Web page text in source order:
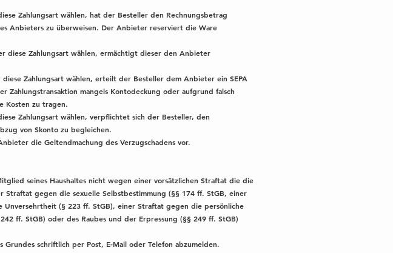
Zahlungsart wählen, hat der Besteller den Rechnungsbetrag
Anbieters zu überweisen. Der Anbieter reserviert die Ware
Zahlungsart wählen, ermächtigt dieser den Anbieter
Zahlungsart wählen, erteilt der Besteller dem Anbieter ein SEPA
Zahlungstransaktion mangels Kontodeckung oder aufgrund falsch
Kosten zu tragen.
Zahlungsart wählen, verpflichtet sich der Besteller, den
von Skonto zu begleichen.
die Geltendmachung des Verzugschadens vor.
seines Haushaltes nicht wegen einer vorsätzlichen Straftat die die
gegen die sexuelle Selbstbestimmung (§§ 174 ff. StGB, einer
(§ 223 ff. StGB), einer Straftat gegen die persönliche
ff. StGB) oder des Raubes und der Erpressung (§§ 249 ff. StGB)
schriftlich per Post, E-Mail oder Telefon abzumelden.